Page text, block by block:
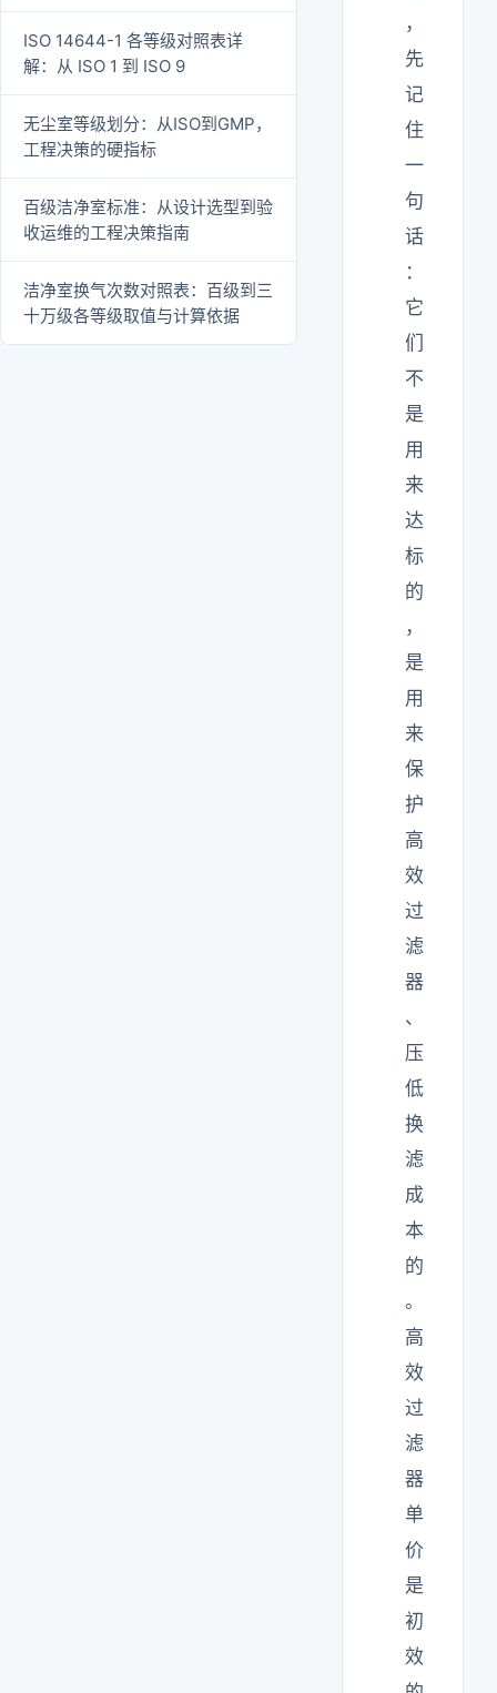
ISO 14644-1 各等级对照表详
解：从 ISO 1 到 ISO 9
无尘室等级划分：从ISO到GMP，
工程决策的硬指标
百级洁净室标准：从设计选型到验
收运维的工程决策指南
洁净室换气次数对照表：百级到三
十万级各等级取值与计算依据
，
先
记
住
一
句
话
：
它
们
不
是
用
来
达
标
的
，
是
用
来
保
护
高
效
过
滤
器
、
压
低
换
滤
成
本
的
。
高
效
过
滤
器
单
价
是
初
效